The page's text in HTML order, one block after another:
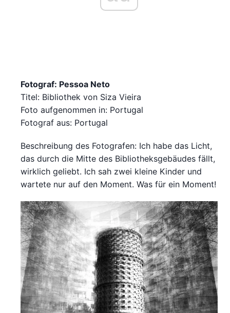
Fotograf: Pessoa Neto
Titel: Bibliothek von Siza Vieira
Foto aufgenommen in: Portugal
Fotograf aus: Portugal
Beschreibung des Fotografen: Ich habe das Licht,
das durch die Mitte des Bibliotheksgebäudes fällt,
wirklich geliebt. Ich sah zwei kleine Kinder und
wartete nur auf den Moment. Was für ein Moment!